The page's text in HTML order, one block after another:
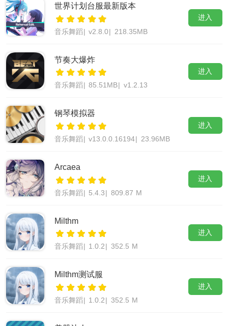
世界计划台服最新版本
音乐舞蹈 | v2.8.0 | 218.35MB
进入
节奏大爆炸
音乐舞蹈 85.51MB v1.2.13
进入
钢琴模拟器
音乐舞蹈 v13.0.0.16194 23.96MB
进入
Arcaea
音乐舞蹈 | 5.4.3 | 809.87 M
进入
Milthm
音乐舞蹈 1.0.2 352.5 M
进入
Milthm测试服
音乐舞蹈 1.0.2 352.5 M
进入